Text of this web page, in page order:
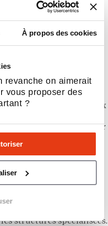
À propos des cookies
revanche on aimerait
vous proposer des
?
de l’article sur le
du bien-être animal
?
:
de la simple vente
en intégrant un savoir-
le toilettage, l’aide aux
accueillants
bien-être animal au cœur
:Avec 58 % des
les clients cherchent
la santé et la nutrition
les animaleries à
sur des produits
du chiffre
structures spécialisées.